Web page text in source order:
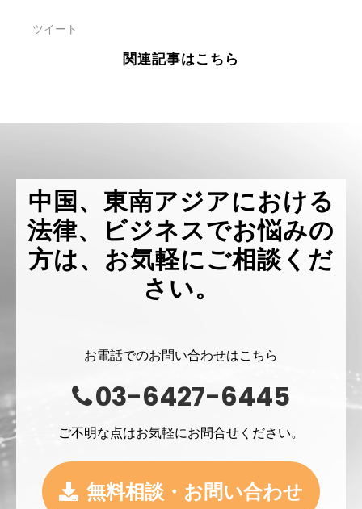
ツイート
関連記事はこちら
中国、東南アジアにおける
法律、ビジネスでお悩みの
方は、お気軽にご相談くだ
さい。
お電話でのお問い合わせはこちら
03-6427-6445
ご不明な点はお気軽にお問合せください。
無料相談・お問い合わせ